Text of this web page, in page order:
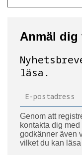
Anmäl
läsa.
Genom att
kontakta dig
godkänner även
vilket du kan